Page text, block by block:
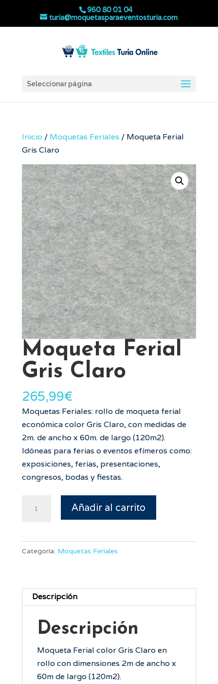
960 80 01 04
turia@moquetasparaeventosturia.com
Seleccionar página
Inicio / Moquetas Feriales / Moqueta Ferial
Gris Claro
Moqueta Ferial
Gris Claro
265,99€
Moquetas Feriales: rollo de moqueta ferial
económica color Gris Claro, con medidas de
2m. de ancho x 60m. de largo (120m2).
Idóneas para ferias o eventos efímeros como:
exposiciones, ferias, presentaciones,
congresos, bodas y fiestas.
Claro
cantidad
Añadir al carrito
Categoría: Moquetas Feriales
Descripción
Descripción
Moqueta Ferial color Gris Claro en
rollo con dimensiones 2m de ancho x
60m de largo (120m2).